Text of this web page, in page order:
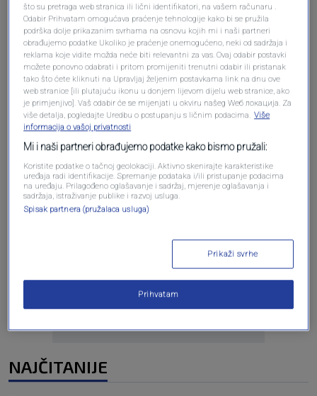
Oglas
NAJČITANIJE
što su pretraga web stranica ili lični identifikatori, na vašem računaru .
Odabir Prihvatam omogućava praćenje tehnologije kako bi se pružila
podrška dolje prikazanim svrhama na osnovu kojih mi i naši partneri
obrađujemo podatke Ukoliko je praćenje onemogućeno, neki od sadržaja i
reklama koje vidite možda neće biti relevantni za vas. Ovaj odabir postavki
možete ponovno odabrati i pritom promijeniti trenutni odabir ili pristanak
tako što ćete kliknuti na Upravljaj željenim postavkama link na dnu ove
web stranice [ili plutajuću ikonu u donjem lijevom dijelu web stranice, ako
je primjenjivo]. Vaš odabir će se mijenjati u okviru našeg Wеб локација. Za
više detalja, pogledajte Uredbu o postupanju s ličnim podacima. Više
informacija o vašoj privatnosti
Mi i naši partneri obrađujemo podatke kako bismo pružali:
Koristite podatke o tačnoj geolokaciji. Aktivno skenirajte karakteristike
uređaja radi identifikacije. Spremanje podataka i/ili pristupanje podacima
na uređaju. Prilagođeno oglašavanje i sadržaj, mjerenje oglašavanja i
sadržaja, istraživanje publike i razvoj usluga.
Spisak partnera (pružalaca usluga)
Prikaži svrhe
Prihvatam